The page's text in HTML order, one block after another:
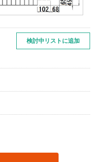
検討中リストに追加